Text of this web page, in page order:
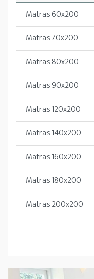
Matras 60x200
Matras 70x200
Matras 80x200
Matras 90x200
Matras 120x200
Matras 140x200
Matras 160x200
Matras 180x200
Matras 200x200